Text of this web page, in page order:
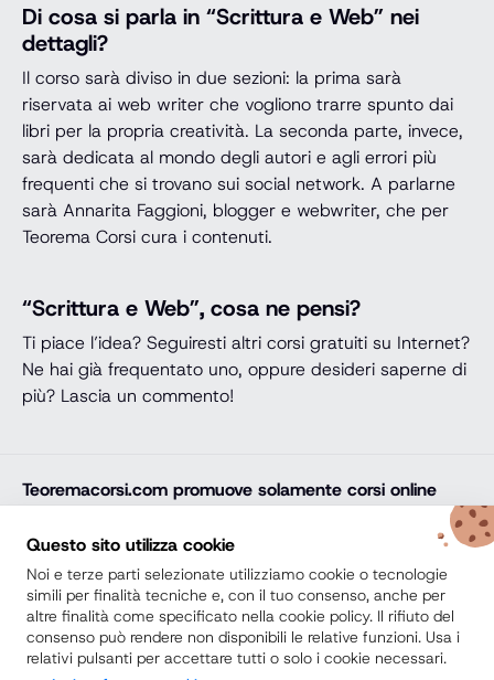
Di cosa si parla in “Scrittura e Web” nei
dettagli?
Il corso sarà diviso in due sezioni: la prima sarà
riservata ai web writer che vogliono trarre spunto dai
libri per la propria creatività. La seconda parte, invece,
sarà dedicata al mondo degli autori e agli errori più
frequenti che si trovano sui social network. A parlarne
sarà Annarita Faggioni, blogger e webwriter, che per
Teorema Corsi cura i contenuti.
“Scrittura e Web”, cosa ne pensi?
Ti piace l’idea? Seguiresti altri corsi gratuiti su Internet?
Ne hai già frequentato uno, oppure desideri saperne di
più? Lascia un commento!
Teoremacorsi.com promuove solamente corsi online
professionali, corsi per il diploma online, lauree e master
online di comprovata qualità e con attestato finale
riconosciuto e spendibile sul mercato del lavoro. Trova
la soluzione ideale e arricchisci il tuo percorso di studi
con noi.
Secondo Diploma
Questo sito utilizza cookie
Noi e terze parti selezionate utilizziamo cookie o tecnologie
simili per finalità tecniche e, con il tuo consenso, anche per
altre finalità come specificato nella cookie policy. Il rifiuto del
consenso può rendere non disponibili le relative funzioni. Usa i
relativi pulsanti per accettare tutti o solo i cookie necessari.